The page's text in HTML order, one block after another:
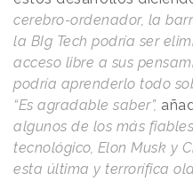
cerebro-ordenador, la
la BIg Tech podría ser
acceso libre a sus
podría aprenderlo todo
“Es agradable saber”,
algunos de los más
tecnológico, Elon Musk y
esta última y terrorífica